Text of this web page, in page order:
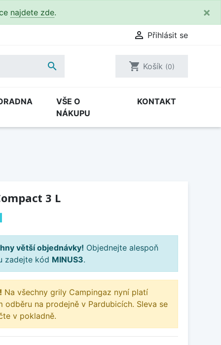
najdete zde. ×
 Přihlásit se
 shopping_cart Košík (0)
VŠE O
NÁKUPU
KONTAKT
3 L
větší objednávky! Objednejte alespoň
zadejte kód MINUS3.
Na všechny grily Campingaz nyní platí
odběru na prodejně v Pardubicích. Sleva se
v pokladně.